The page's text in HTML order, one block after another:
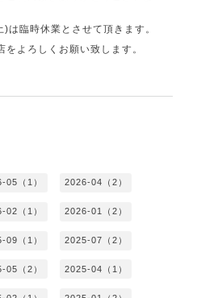
臨時休業とさせて頂きます。
よろしくお願い致します。
05（1） 2026-04（2）
02（1） 2026-01（2）
09（1） 2025-07（2）
05（2） 2025-04（1）